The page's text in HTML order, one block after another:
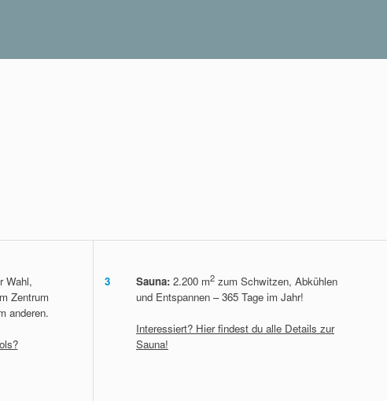
Wahl,
Zentrum
anderen.
3 Sauna:2.200 m2zum Schwitzen, Abkühlen
und Entspannen – 365 Tage im Jahr!
Interessiert? Hier findest du alle Details zur
Sauna!